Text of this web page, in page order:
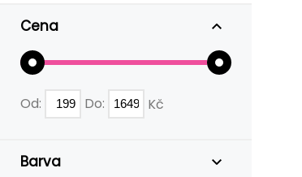
Cena
Od: Do: Kč
Barva